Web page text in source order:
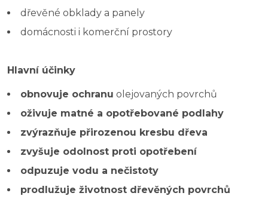
dřevěné obklady a panely
domácnosti i komerční prostory
Hlavní účinky
obnovuje ochranu olejovaných povrchů
oživuje matné a opotřebované podlahy
zvýrazňuje přirozenou kresbu dřeva
zvyšuje odolnost proti opotřebení
odpuzuje vodu a nečistoty
prodlužuje životnost dřevěných povrchů